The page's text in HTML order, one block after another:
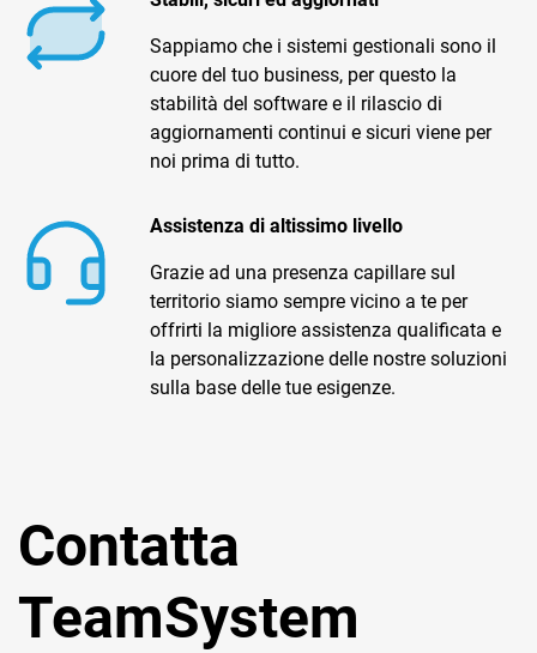
Fatturazione
Financial Solutions
Sappiamo che i sistemi gestionali sono il
cuore del tuo business, per questo la
stabilità del software e il rilascio di
aggiornamenti continui e sicuri viene per
noi prima di tutto.
Assistenza di altissimo livello
Grazie ad una presenza capillare sul
territorio siamo sempre vicino a te per
offrirti la migliore assistenza qualificata e
la personalizzazione delle nostre soluzioni
sulla base delle tue esigenze.
Contatta
TeamSystem